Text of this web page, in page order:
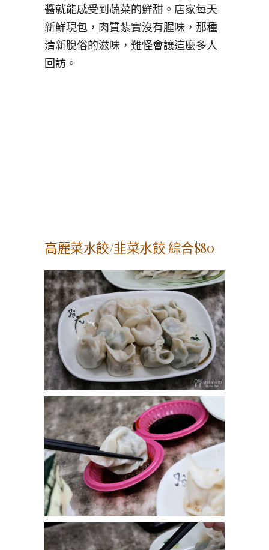
醬就能感受到蔬菜的鮮甜。店家每天
新鮮現包，肉質紮實沒有腥味，那種
清新脫俗的滋味，難怪會讓這麼多人
回訪。
高麗菜水餃/韭菜水餃 綜合$80